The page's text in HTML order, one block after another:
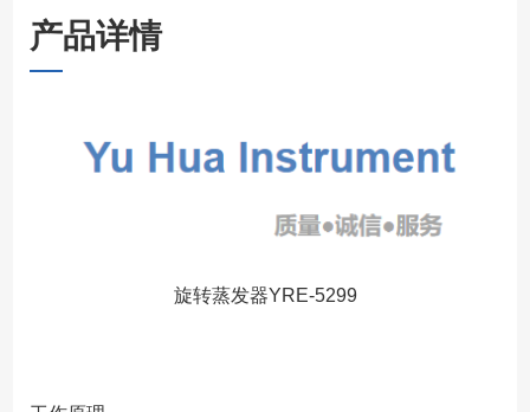
产品详情
旋转蒸发器YRE-5299